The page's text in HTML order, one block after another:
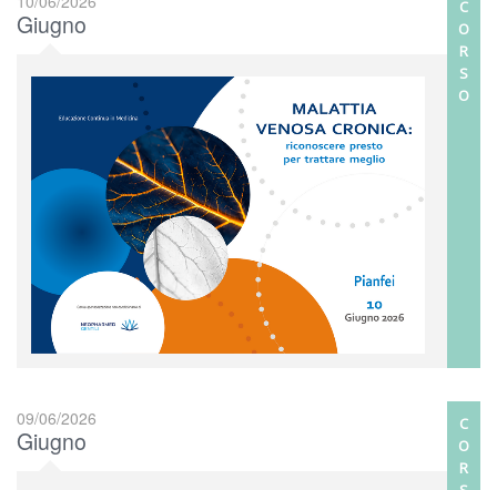
Giugno
C
O
R
S
O
09/06/2026
Giugno
C
O
R